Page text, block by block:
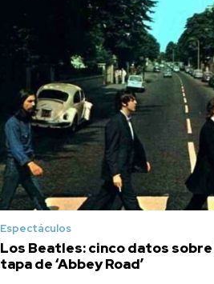
Espectáculos
Los Beatles: cinco datos
tapa de ‘Abbey Road’